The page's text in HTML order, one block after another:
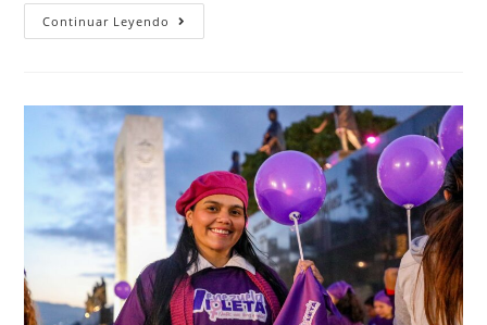
Continuar Leyendo